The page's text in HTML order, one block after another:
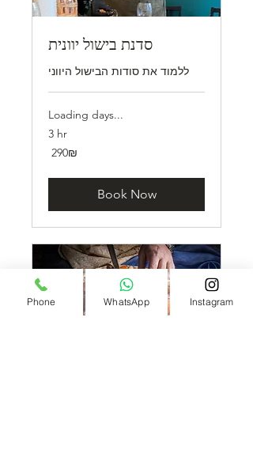
סדנת בישול יוונית
ללמוד את סודות הבישול היווני
Loading days...
3 hr
290
שקלים‏290 ‏₪
Book Now
Phone WhatsApp Instagram